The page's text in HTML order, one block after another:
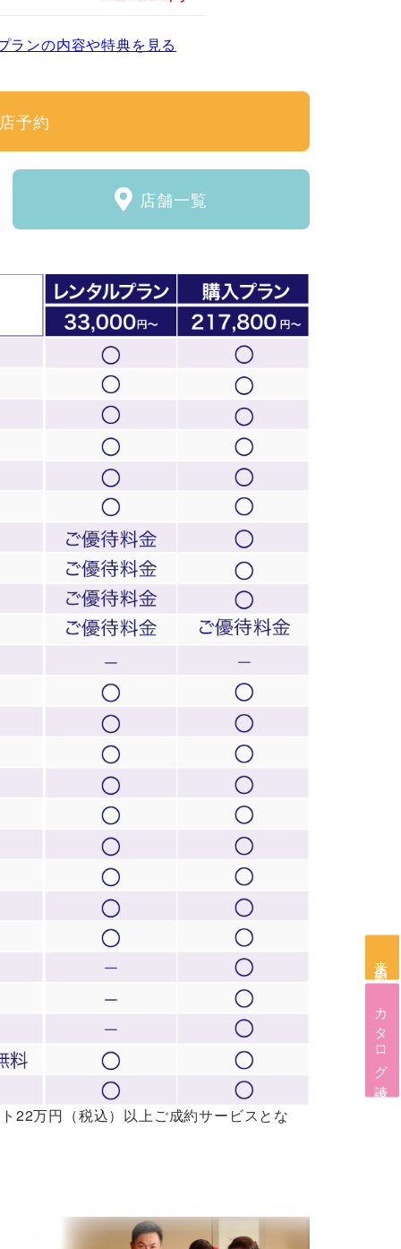
ランの内容や特典を見る
予約
店舗一覧
22万円（税込）以上ご成約サービスとな
来店予約
カタログ請求